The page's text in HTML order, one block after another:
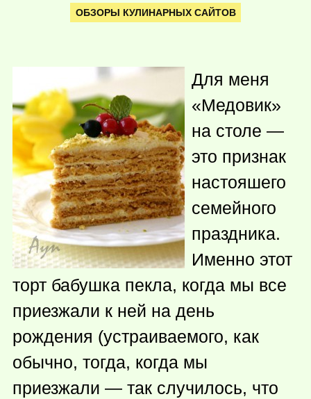
ОБЗОРЫ КУЛИНАРНЫХ САЙТОВ
Для меня
«Медовик»
на столе —
это признак
настояшего
семейного
праздника.
Именно этот
торт бабушка пекла, когда мы все
приезжали к ней на день
рождения (устраиваемого, как
обычно, тогда, когда мы
приезжали — так случилось, что